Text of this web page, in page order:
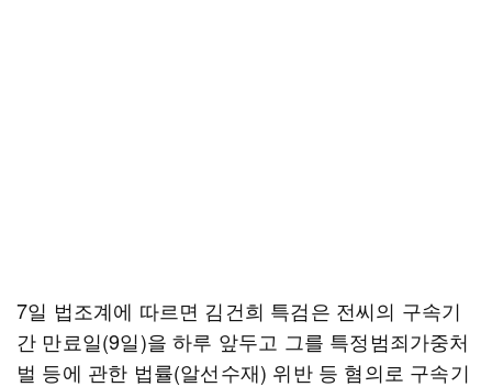
7일 법조계에 따르면 김건희 특검은 전씨의 구속기
간 만료일(9일)을 하루 앞두고 그를 특정범죄가중처
벌 등에 관한 법률(알선수재) 위반 등 혐의로 구속기